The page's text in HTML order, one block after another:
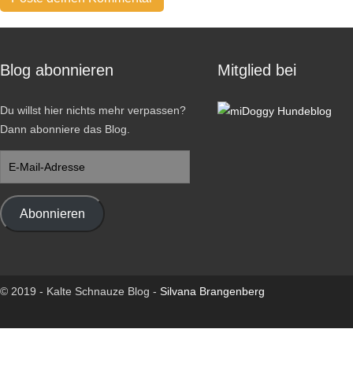
Blog abonnieren
Du willst hier nichts mehr verpassen?
Dann abonniere das Blog.
Adresse
Abonnieren
Mitglied bei
© 2019 - Kalte Schnauze Blog - Silvana Brangenberg